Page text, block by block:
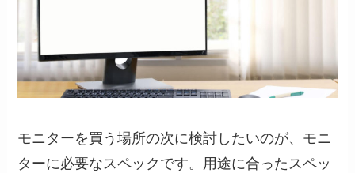
モニターを買う場所の次に検討したいのが、モニ
ターに必要なスペックです。用途に合ったスペッ